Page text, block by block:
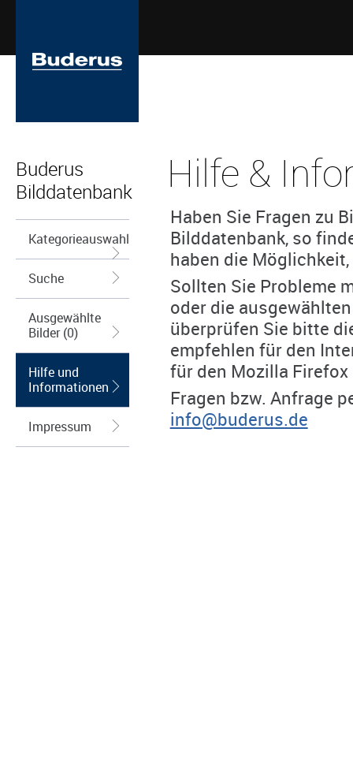
Buderus
Bilddatenbank
Kategorieauswahl
Suche
Ausgewählte
Bilder (0)
Hilfe und
Informationen
Impressum
Hilfe &
Haben Sie Fragen zu
Bilddatenbank, so
haben die
Sollten Sie Probleme
oder die
überprüfen Sie bitte
empfehlen für den
für den Mozilla Firefox
Fragen bzw. Anfrage
info@buderus.de